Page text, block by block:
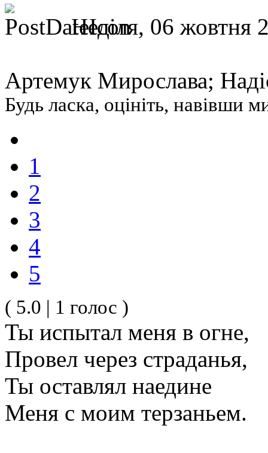
Неділя, 06 жовтня
Артемук Мирослава;
Будь ласка, оцініть, навівши
1
2
3
4
5
( 5.0 | 1 голос )
Ты испытал меня в огне,
Провел через страданья,
Ты оставлял наедине
Меня с моим терзаньем.